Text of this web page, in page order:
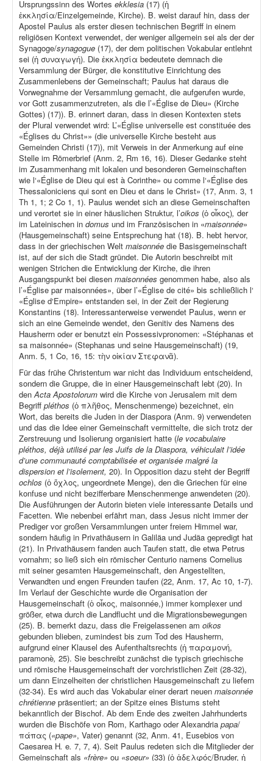
Ursprungssinn des Wortes ekklesia (17) (ἡ
ἐκκλησία/Einzelgemeinde, Kirche). B. weist darauf hin, dass der
Apostel Paulus als erster diesen technischen Begriff in einem
religiösen Kontext verwendet, der weniger allgemein sei als der der
Synagoge/synagogue (17), der dem politischen Vokabular entlehnt
sei (ἡ συναγωγή). Die ἐκκλησία bedeutete demnach die
Versammlung der Bürger, die konstitutive Einrichtung des
Zusammenlebens der Gemeinschaft; Paulus hat daraus die
Vorwegnahme der Versammlung gemacht, die aufgerufen wurde,
vor Gott zusammenzutreten, als die l’«Église de Dieu» (Kirche
Gottes) (17)). B. erinnert daran, dass in diesen Kontexten stets
der Plural verwendet wird: L’«Église universelle est constituée des
«Églises du Christ»» (die universelle Kirche besteht aus
Gemeinden Christi (17)), mit Verweis in der Anmerkung auf eine
Stelle im Römerbrief (Anm. 2, Rm 16, 16). Dieser Gedanke steht
im Zusammenhang mit lokalen und besonderen Gemeinschaften
wie l‘«Église de Dieu qui est à Corinthe» ou comme l‘«Église des
Thessaloniciens qui sont en Dieu et dans le Christ» (17, Anm. 3, 1
Th 1, 1; 2 Co 1, 1). Paulus wendet sich an diese Gemeinschaften
und verortet sie in einer häuslichen Struktur, l’oikos (ὁ οἶκος), der
im Lateinischen in domus und im Französischen in «maisonnée»
(Hausgemeinschaft) seine Entsprechung hat (18). B. hebt hervor,
dass in der griechischen Welt maisonnée die Basisgemeinschaft
ist, auf der sich die Stadt gründet. Die Autorin beschreibt mit
wenigen Strichen die Entwicklung der Kirche, die ihren
Ausgangspunkt bei diesen maisonnées genommen habe, also als
l’«Église par maisonnées», über l’«Église de cité» bis schließlich l‘
«Église d‘Empire» entstanden sei, in der Zeit der Regierung
Konstantins (18). Interessanterweise verwendet Paulus, wenn er
sich an eine Gemeinde wendet, den Genitiv des Namens des
Hausherrn oder er benutzt ein Possessivpronomen: «Stéphanas et
sa maisonnée» (Stephanas und seine Hausgemeinschaft) (19,
Anm. 5, 1 Co, 16, 15: τὴν οἰκίαν Στεφανᾶ).
Für das frühe Christentum war nicht das Individuum entscheidend,
sondern die Gruppe, die in einer Hausgemeinschaft lebt (20). In
denActa Apostolorum wird die Kirche von Jerusalem mit dem
Begriff pléthos (ὁ πλῆθος, Menschenmenge) bezeichnet, ein
Wort, das bereits die Juden in der Diaspora (Anm. 9) verwendeten
und das die Idee einer Gemeinschaft vermittelte, die sich trotz der
Zerstreuung und Isolierung organisiert hatte (le vocabulaire
pléthos, déjà utilisé par les Juifs de la Diaspora, véhiculait l’idée
d’une communauté comptabilisée et organisée malgré la
dispersion et l’isolement, 20). In Opposition dazu steht der Begriff
ochlos (ὁ ὄχλος, ungeordnete Menge), den die Griechen für eine
konfuse und nicht bezifferbare Menschenmenge anwendeten (20).
Die Ausführungen der Autorin bieten viele interessante Details und
Facetten. Wie nebenbei erfährt man, dass Jesus nicht immer der
Prediger vor großen Versammlungen unter freiem Himmel war,
sondern häufig in Privathäusern in Galiläa und Judäa gepredigt hat
(21). In Privathäusern fanden auch Taufen statt, die etwa Petrus
vornahm; so ließ sich ein römischer Centurio namens Cornelius
mit seiner gesamten Hausgemeinschaft, den Angestellten,
Verwandten und engen Freunden taufen (22, Anm. 17, Ac 10, 1-7).
Im Verlauf der Geschichte wurde die Organisation der
Hausgemeinschaft (ὁ οἶκος, maisonnée,) immer komplexer und
größer, etwa durch die Landflucht und die Migrationsbewegungen
(25). B. bemerkt dazu, dass die Freigelassenen am oikos
gebunden blieben, zumindest bis zum Tod des Hausherrn,
aufgrund einer Klausel des Aufenthaltsrechts (ἡ παραμονή,
paramonè, 25). Sie beschreibt zunächst die typisch griechische
und römische Hausgemeinschaft der vorchristlichen Zeit (28-32),
um dann Einzelheiten der christlichen Hausgemeinschaft zu liefern
(32-34). Es wird auch das Vokabular einer derart neuen maisonnée
chrétienne präsentiert; an der Spitze eines Bistums steht
bekanntlich der Bischof. Ab dem Ende des zweiten Jahrhunderts
wurden die Bischöfe von Rom, Karthago oder Alexandria papa/
πάπας («pape», Vater) genannt (32, Anm. 41, Eusebios von
Caesarea H. e. 7, 7, 4). Seit Paulus redeten sich die Mitglieder der
Gemeinschaft als «frère» ou «soeur» (33) (ὁ ἀδελφός/Bruder, ἡ